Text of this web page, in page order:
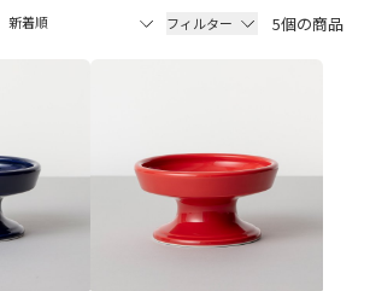
フィルター 5個の商品